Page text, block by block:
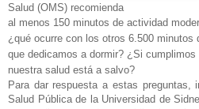
Salud (OMS) recomienda
al menos 150 minutos de actividad
¿qué ocurre con los otros 6.500 minutos
que dedicamos a dormir? ¿Si
nuestra salud está a salvo?
Para dar respuesta a estas preguntas,
Salud Pública de la Universidad de